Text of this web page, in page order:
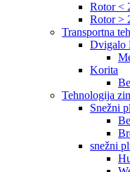
Rotor <
Rotor >
Transportna
Dvigalo
Korita
Tehnologija
Snežni
snežni